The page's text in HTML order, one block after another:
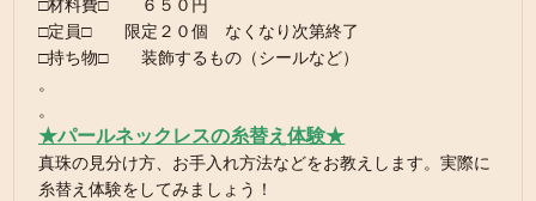
□材料費□ ６５０円
□定員□ 限定２０個 なくなり次第終了
□持ち物□ 装飾するもの（シールなど）
。
。
★パールネックレスの糸替え体験★
真珠の見分け方、お手入れ方法などをお教えします。実際に
糸替え体験をしてみましょう！